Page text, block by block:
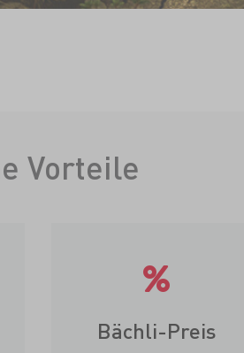
Vorteile
Bächli-Preis